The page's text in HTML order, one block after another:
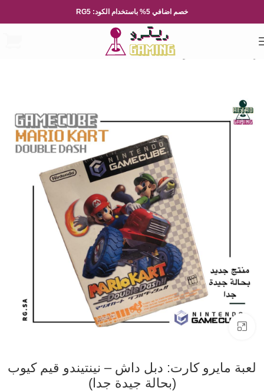
خصم اضافي 5% باستخدام الكود: RG5
Nintendo
لعبة مايرو كارت: دبل داش – نينتيندو قيم كيوب
(بحالة جيدة جدا)
اضفط لتكبير الصورة